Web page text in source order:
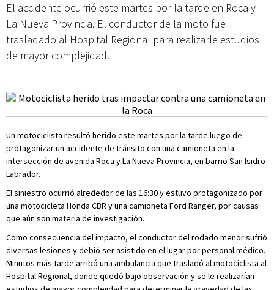
El accidente ocurrió este martes por la tarde en Roca y
La Nueva Provincia. El conductor de la moto fue
trasladado al Hospital Regional para realizarle estudios
de mayor complejidad.
Un motociclista resultó herido este martes por la tarde luego de
protagonizar un accidente de tránsito con una camioneta en la
intersección de avenida Roca y La Nueva Provincia, en barrio San Isidro
Labrador.
El siniestro ocurrió alrededor de las 16:30 y estuvo protagonizado por
una motocicleta Honda CBR y una camioneta Ford Ranger, por causas
que aún son materia de investigación.
Como consecuencia del impacto, el conductor del rodado menor sufrió
diversas lesiones y debió ser asistido en el lugar por personal médico.
Minutos más tarde arribó una ambulancia que trasladó al motociclista al
Hospital Regional, donde quedó bajo observación y se le realizarían